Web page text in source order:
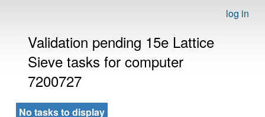
log in
Validation pending 15e Lattice
Sieve tasks for computer
7200727
No tasks to display